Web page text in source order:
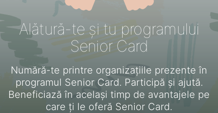
Alătură-te și tu programului
Senior Card
Numără-te printre organizațiile prezente în
programul Senior Card. Participă și ajută.
Beneficiază în același timp de avantajele pe
care ți le oferă Senior Card.